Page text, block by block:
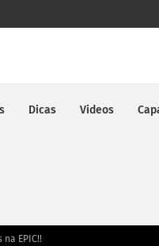
Dicas Videos
na EPIC!!